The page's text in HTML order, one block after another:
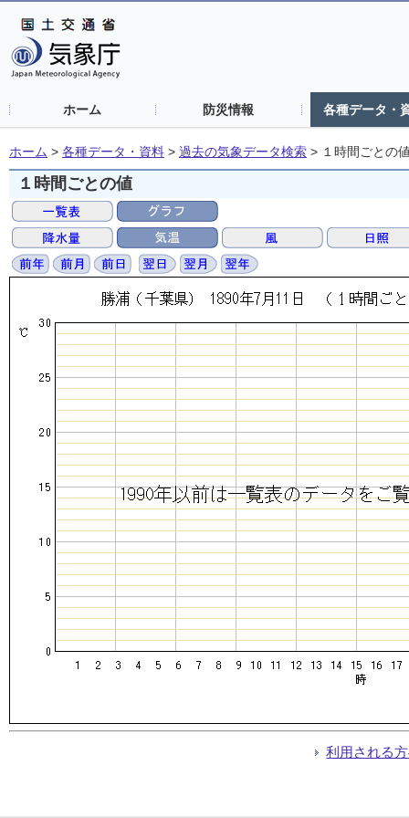
ホーム 防災情報 各種データ・
ホーム > 各種データ・資料 > 過去の気象データ検索 > １時間ごとの
１時間ごとの値
利用される